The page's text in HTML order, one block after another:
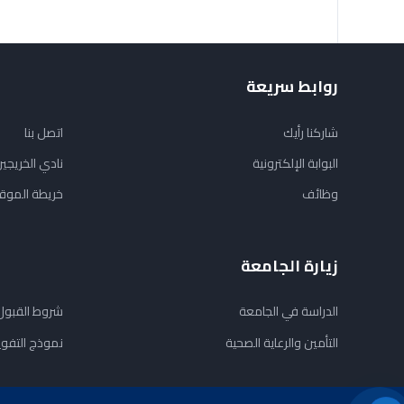
روابط سريعة
شاركنا رأيك
البوابة الإلكترونية
وظائف
اتصل بنا
نادي
خريطة
زيارة الجامعة
الدراسة في الجامعة
التأمين والرعاية الصحية
شروط
نموذج